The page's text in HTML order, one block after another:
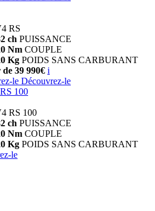
RS
ch PUISSANCE
Nm COUPLE
Kg POIDS SANS CARBURANT
39 990€ i
le Découvrez-le
100
RS 100
ch PUISSANCE
Nm COUPLE
Kg POIDS SANS CARBURANT
le